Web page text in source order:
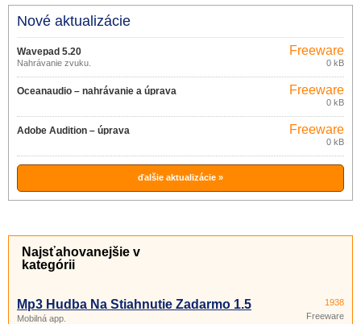
Nové aktualizácie
Wavepad 5.20
Nahrávanie zvuku.
Freeware
0 kB
Oceanaudio – nahrávanie a úprava
Freeware
0 kB
Adobe Audition – úprava
Freeware
0 kB
ďalšie aktualizácie »
Najsťahovanejšie v
kategórii
Mp3 Hudba Na Stiahnutie Zadarmo 1.5
Mobilná app.
1938
Freeware